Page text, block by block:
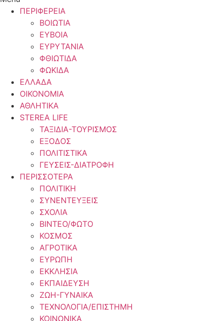
ΠΕΡΙΦΕΡΕΙΑ
ΒΟΙΩΤΙΑ
ΕΥΒΟΙΑ
ΕΥΡΥΤΑΝΙΑ
ΦΘΙΩΤΙΔΑ
ΦΩΚΙΔΑ
ΕΛΛΑΔΑ
ΟΙΚΟΝΟΜΙΑ
ΑΘΛΗΤΙΚΑ
STEREA LIFE
ΤΑΞΙΔΙΑ-ΤΟΥΡΙΣΜΟΣ
ΕΞΟΔΟΣ
ΠΟΛΙΤΙΣΤΙΚΑ
ΓΕΥΣΕΙΣ-ΔΙΑΤΡΟΦΗ
ΠΕΡΙΣΣΟΤΕΡΑ
ΠΟΛΙΤΙΚΗ
ΣΥΝΕΝΤΕΥΞΕΙΣ
ΣΧΟΛΙΑ
ΒΙΝΤΕΟ/ΦΩΤΟ
ΚΟΣΜΟΣ
ΑΓΡΟΤΙΚΑ
ΕΥΡΩΠΗ
ΕΚΚΛΗΣΙΑ
ΕΚΠΑΙΔΕΥΣΗ
ΖΩΗ-ΓΥΝΑΙΚΑ
ΤΕΧΝΟΛΟΓΙΑ/ΕΠΙΣΤΗΜΗ
ΚΟΙΝΩΝΙΚΑ